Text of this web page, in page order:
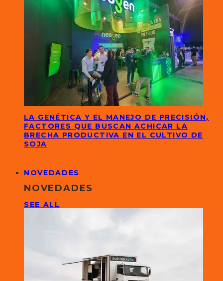
LA GENÉTICA Y EL MANEJO DE PRECISIÓN,
FACTORES QUE BUSCAN ACHICAR LA
BRECHA PRODUCTIVA EN EL CULTIVO DE
SOJA
NOVEDADES
NOVEDADES
SEE ALL